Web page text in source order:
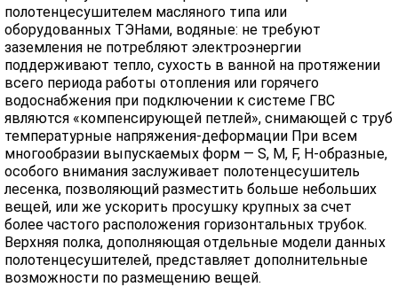
полотенцесушителем масляного типа или
оборудованных ТЭНами, водяные: не требуют
заземления не потребляют электроэнергии
поддерживают тепло, сухость в ванной на протяжении
всего периода работы отопления или горячего
водоснабжения при подключении к системе ГВС
являются «компенсирующей петлей», снимающей с труб
температурные напряжения-деформации При всем
многообразии выпускаемых форм — S, M, F, H-образные,
особого внимания заслуживает полотенцесушитель
лесенка, позволяющий разместить больше небольших
вещей, или же ускорить просушку крупных за счет
более частого расположения горизонтальных трубок.
Верхняя полка, дополняющая отдельные модели данных
полотенцесушителей, представляет дополнительные
возможности по размещению вещей.